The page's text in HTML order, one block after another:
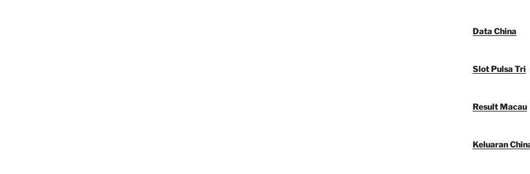
Data China
Slot Pulsa Tri
Result Macau
Keluaran